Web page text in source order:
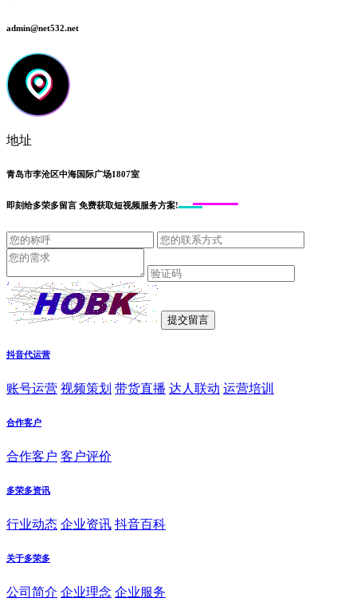
admin@net532.net
地址
青岛市李沧区中海国际广场1807室
即刻给多荣多留言 免费获取短视频服务方案!
抖音代运营
账号运营 视频策划 带货直播 达人联动 运营培训
合作客户
合作客户 客户评价
多荣多资讯
行业动态 企业资讯 抖音百科
关于多荣多
公司简介 企业理念 企业服务